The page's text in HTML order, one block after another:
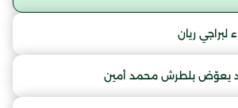
لبراجي ريان
يعوّض بلطرش محمد أمين